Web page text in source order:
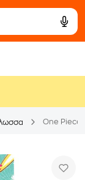
One Piece,